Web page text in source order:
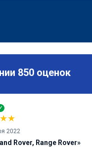
850 оценок
★★
2022
Rover, Range Rover»